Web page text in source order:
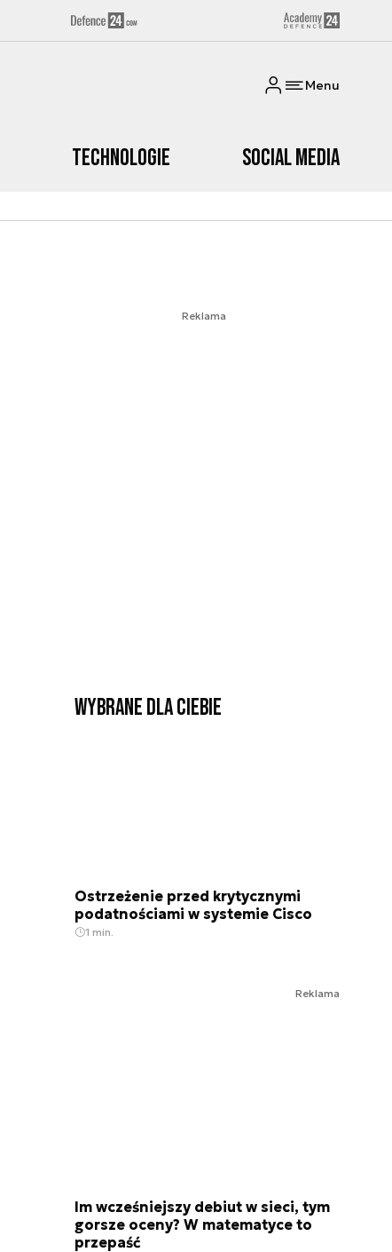
Menu
Technologie Social media
Reklama
Wybrane dla Ciebie
Ostrzeżenie przed krytycznymi
podatnościami w systemie Cisco
1 min.
Reklama
Im wcześniejszy debiut w sieci, tym
gorsze oceny? W matematyce to
przepaść